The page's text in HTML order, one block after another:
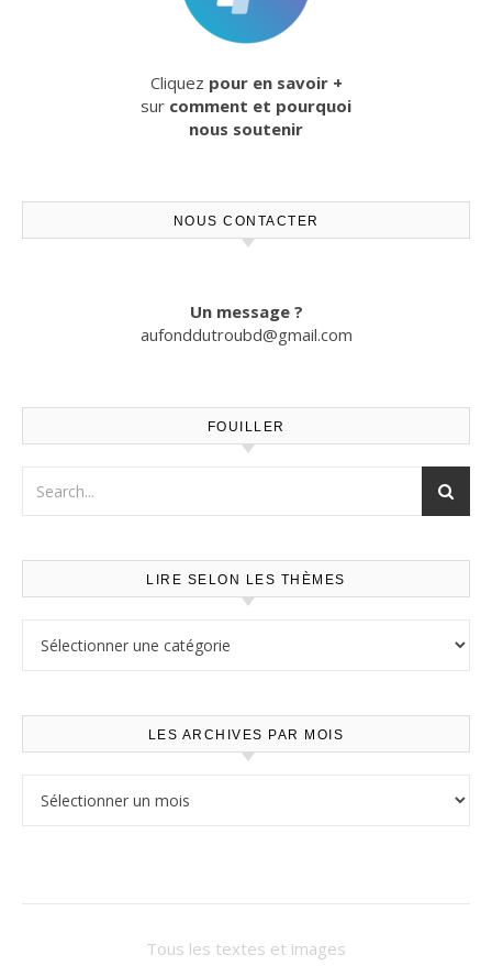
Cliquez pour en savoir +
sur comment et pourquoi
nous soutenir
NOUS CONTACTER
Un message ?
aufonddutroubd@gmail.com
FOUILLER
LIRE SELON LES THÈMES
LES ARCHIVES PAR MOIS
Tous les textes et images